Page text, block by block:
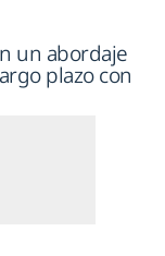
un abordaje
plazo con